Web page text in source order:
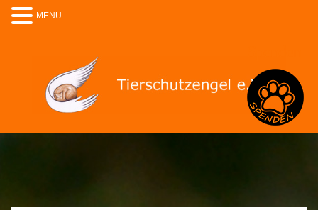
MENU